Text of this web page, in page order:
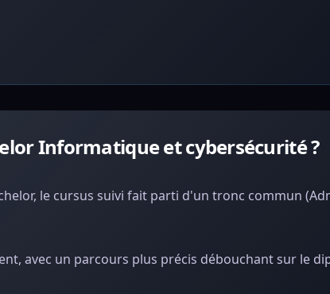
Informatique et cybersécurité ?
le cursus suivi fait parti d'un tronc commun
avec un parcours plus précis débouchant sur le